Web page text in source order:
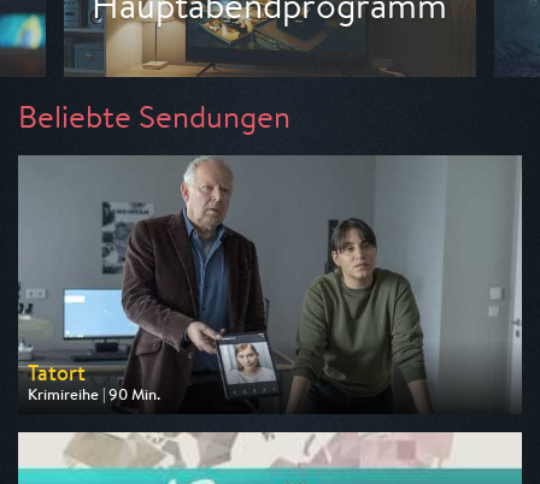
Beliebte Sendungen
Tatort
Krimireihe | 90 Min.
Ausgestrahlt von ARD
am 09.08.2026, 20:15